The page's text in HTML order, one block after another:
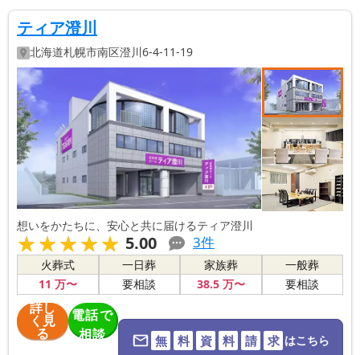
ティア澄川
北海道札幌市南区澄川6-4-11-19
想いをかたちに、安心と共に届けるティア澄川
★★★★★
★★★★★ 5.00 3件
火葬式
11 万〜
一日葬
要相談
家族葬
38.5万〜
一般葬
要相談
詳し
く見
る
電話で
相談
無 料 資 料 請 求 はこちら